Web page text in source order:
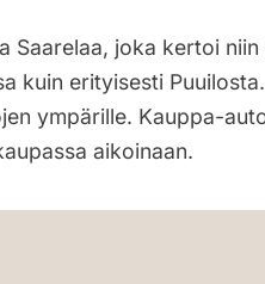
Saarelaa, joka kertoi
kuin erityisesti
ympärille. Kauppa-
aikoinaan.